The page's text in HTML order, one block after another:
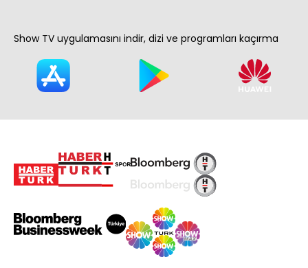
Show TV uygulamasını indir, dizi ve programları kaçırma